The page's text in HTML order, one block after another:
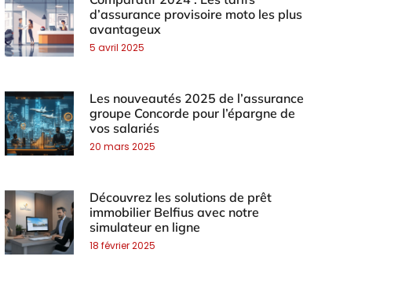
d’assurance provisoire moto les plus
avantageux
5 avril 2025
Les nouveautés 2025 de l’assurance
groupe Concorde pour l’épargne de
vos salariés
20 mars 2025
Découvrez les solutions de prêt
immobilier Belfius avec notre
simulateur en ligne
18 février 2025